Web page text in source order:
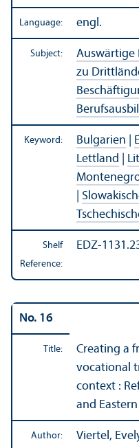
Language: engl.
Subject: Auswärtige
zu
Keyword: Bulgarien
Lettland
Shelf
Reference:
EDZ-
No. 16
Title:
Creating a
vocational
context :
and
Author: Viertel,